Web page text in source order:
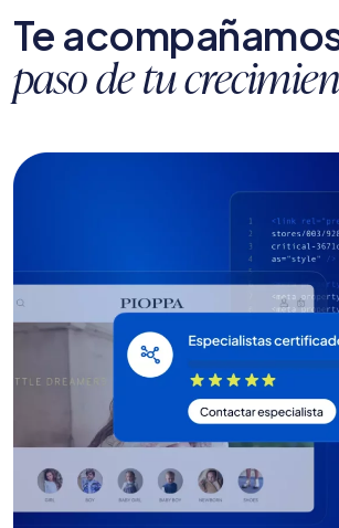
Te
paso de tu